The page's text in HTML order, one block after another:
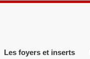
Les foyers et inserts